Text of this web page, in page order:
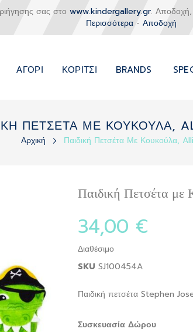
σας στο www.kindergallery.gr. Αποδοχή,
Περισσότερα- Αποδοχή
ΑΓΌΡΙ ΚΟΡΊΤΣΙ BRANDS
ΠΕΤΣΕΤΑ ΜΕ ΚΟΥΚΟΥΛΑ,
Αρχική Παιδική Πετσέτα Με Κουκούλα,
Παιδική Πετσέτα
34,00 €
Διαθέσιμο
SKU SJ100454A
Παιδική πετσέτα Stephen
Συσκευασία Δώρου